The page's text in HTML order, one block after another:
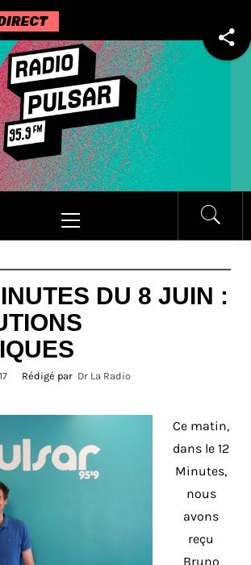
principal
DU 8 JUIN :
Rédigé par Dr La Radio
Ce matin,
dans le 12
Minutes,
nous
avons
reçu
Bruno